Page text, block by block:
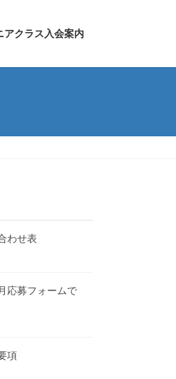
アクラス入会案内
わせ表
応募フォームで
項